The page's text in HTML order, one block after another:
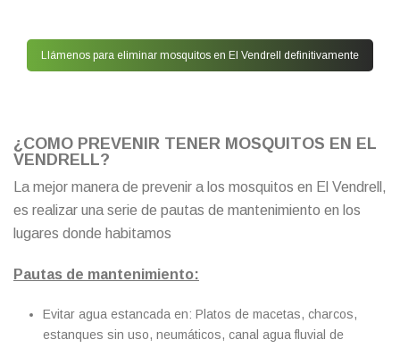
Llámenos para eliminar mosquitos en El Vendrell definitivamente
¿COMO PREVENIR TENER MOSQUITOS EN EL
VENDRELL?
La mejor manera de prevenir a los mosquitos en El Vendrell,
es realizar una serie de pautas de mantenimiento en los
lugares donde habitamos
Pautas de mantenimiento:
Evitar agua estancada en: Platos de macetas, charcos,
estanques sin uso, neumáticos, canal agua fluvial de